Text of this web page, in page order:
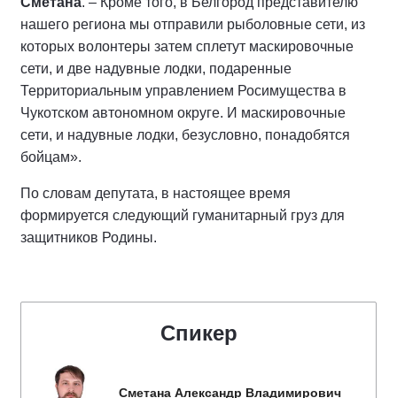
нашего региона мы отправили рыболовные сети, из
которых волонтеры затем сплетут маскировочные
сети, и две надувные лодки, подаренные
Территориальным управлением Росимущества в
Чукотском автономном округе. И маскировочные
сети, и надувные лодки, безусловно, понадобятся
бойцам».
По словам депутата, в настоящее время
формируется следующий гуманитарный груз для
защитников Родины.
Спикер
Сметана Александр Владимирович